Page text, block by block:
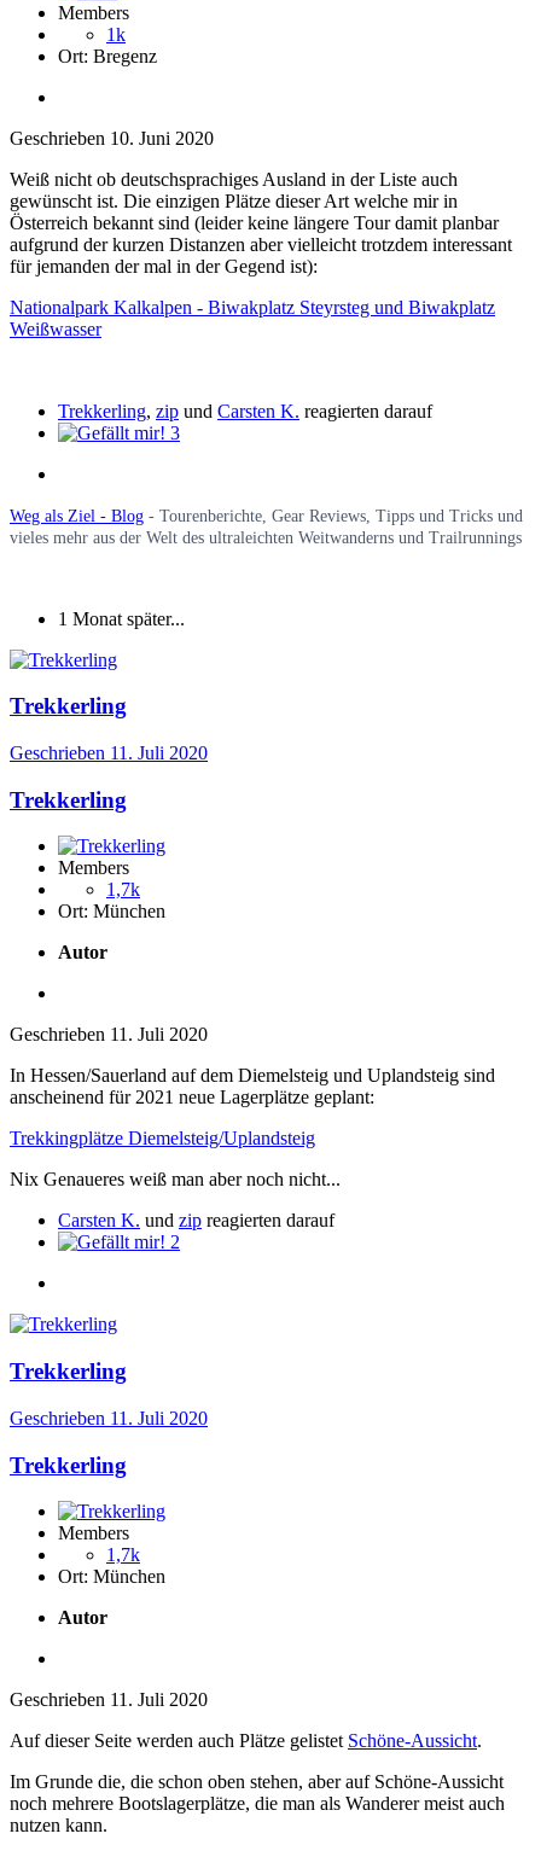
Members
1k
Ort: Bregenz
Geschrieben 10. Juni 2020
Weiß nicht ob deutschsprachiges Ausland in der Liste auch
gewünscht ist. Die einzigen Plätze dieser Art welche mir in
Österreich bekannt sind (leider keine längere Tour damit planbar
aufgrund der kurzen Distanzen aber vielleicht trotzdem interessant
für jemanden der mal in der Gegend ist):
Nationalpark Kalkalpen - Biwakplatz Steyrsteg und Biwakplatz
Weißwasser
Trekkerling, zip und Carsten K. reagierten darauf
3
Weg als Ziel - Blog - Tourenberichte, Gear Reviews, Tipps und Tricks und
vieles mehr aus der Welt des ultraleichten Weitwanderns und Trailrunnings
1 Monat später...
Trekkerling
Geschrieben 11. Juli 2020
Trekkerling
Members
1,7k
Ort: München
Autor
Geschrieben 11. Juli 2020
In Hessen/Sauerland auf dem Diemelsteig und Uplandsteig sind
anscheinend für 2021 neue Lagerplätze geplant:
Trekkingplätze Diemelsteig/Uplandsteig
Nix Genaueres weiß man aber noch nicht...
Carsten K. und zip reagierten darauf
2
Trekkerling
Geschrieben 11. Juli 2020
Trekkerling
Members
1,7k
Ort: München
Autor
Geschrieben 11. Juli 2020
Auf dieser Seite werden auch Plätze gelistet Schöne-Aussicht.
Im Grunde die, die schon oben stehen, aber auf Schöne-Aussicht
noch mehrere Bootslagerplätze, die man als Wanderer meist auch
nutzen kann.